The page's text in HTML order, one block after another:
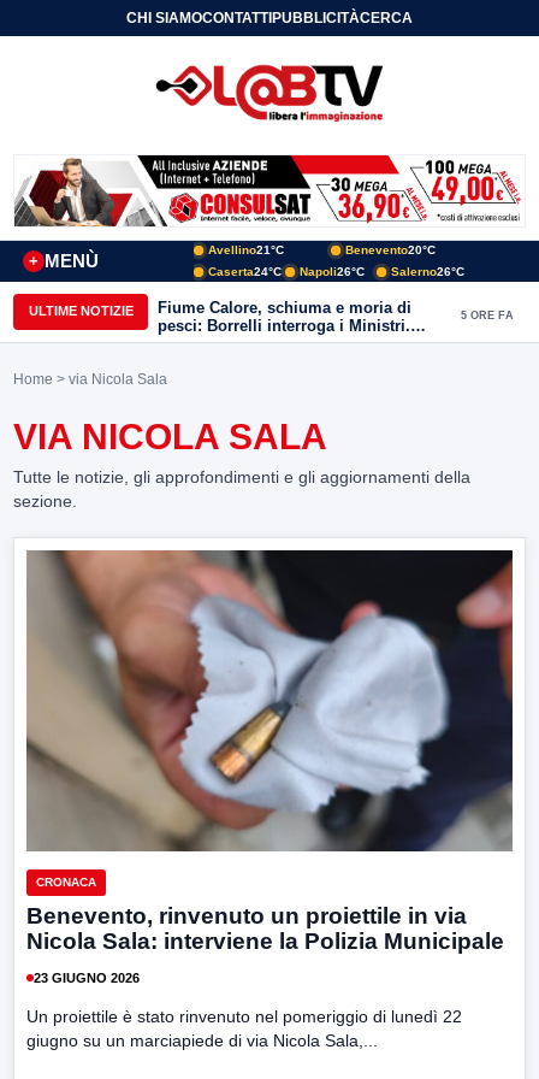
CHI SIAMOCONTATTIPUBBLICITÀCERCA
MENÙ
+
Avellino21°C Benevento20°C
Caserta24°C Napoli26°C Salerno26°C
ULTIME NOTIZIE
Fiume Calore, schiuma e moria di
pesci: Borrelli interroga i Ministri.
“Benevento paga l’assenza del
5 ORE FA
Home > via Nicola Sala
VIA NICOLA SALA
Tutte le notizie, gli approfondimenti e gli aggiornamenti della
sezione.
CRONACA
Benevento, rinvenuto un proiettile in via
Nicola Sala: interviene la Polizia Municipale
23 GIUGNO 2026
Un proiettile è stato rinvenuto nel pomeriggio di lunedì 22
giugno su un marciapiede di via Nicola Sala,...